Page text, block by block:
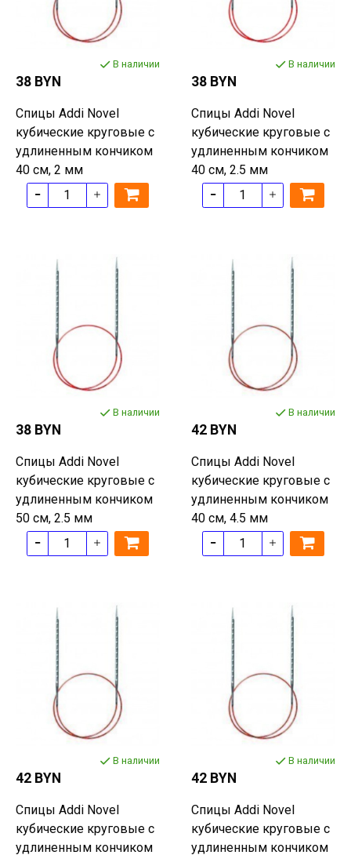
В наличии
38 BYN
Спицы Addi Novel
кубические круговые с
удлиненным кончиком
40 см, 2 мм
В наличии
38 BYN
Спицы Addi Novel
кубические круговые с
удлиненным кончиком
40 см, 2.5 мм
В наличии
38 BYN
Спицы Addi Novel
кубические круговые с
удлиненным кончиком
50 см, 2.5 мм
В наличии
42 BYN
Спицы Addi Novel
кубические круговые с
удлиненным кончиком
40 см, 4.5 мм
В наличии
42 BYN
Спицы Addi Novel
кубические круговые с
удлиненным кончиком
В наличии
42 BYN
Спицы Addi Novel
кубические круговые с
удлиненным кончиком